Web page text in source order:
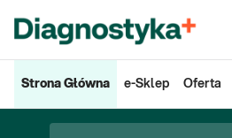
Strona Główna e-Sklep Oferta